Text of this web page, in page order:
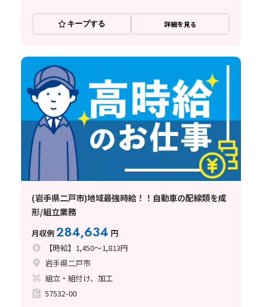
キープする 詳細を見る
(岩手県二戸市)地域最強時給！！自動車の配線類を成
形/組立業務
月収例284,634 円
【時給】1,450～1,813円
岩手県二戸市
組立・組付け、加工
57532-00